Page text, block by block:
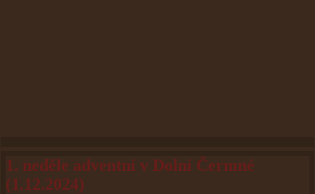
1. neděle adventní v Dolní Čermné
(1.12.2024)